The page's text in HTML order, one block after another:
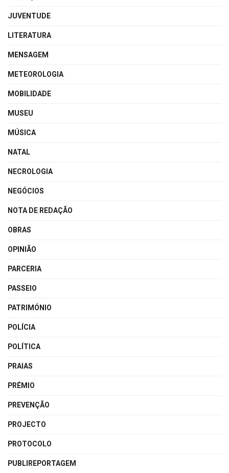
JUVENTUDE
LITERATURA
MENSAGEM
METEOROLOGIA
MOBILIDADE
MUSEU
MÚSICA
NATAL
NECROLOGIA
NEGÓCIOS
NOTA DE REDAÇÃO
OBRAS
OPINIÃO
PARCERIA
PASSEIO
PATRIMÓNIO
POLÍCIA
POLÍTICA
PRAIAS
PRÉMIO
PREVENÇÃO
PROJECTO
PROTOCOLO
PUBLIREPORTAGEM